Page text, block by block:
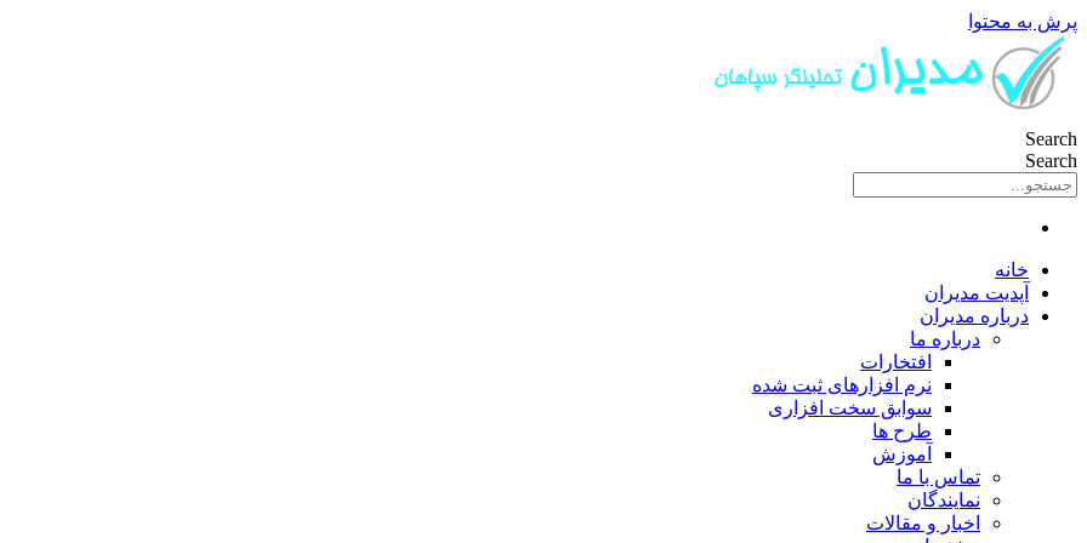
پرش به محتوا
Search
Search
خانه
آپدیت مدیران
درباره مدیران
درباره ما
افتخارات
نرم افزارهای ثبت شده
سوابق سخت افزاری
طرح ها
آموزش
تماس با ما
نمایندگان
اخبار و مقالات